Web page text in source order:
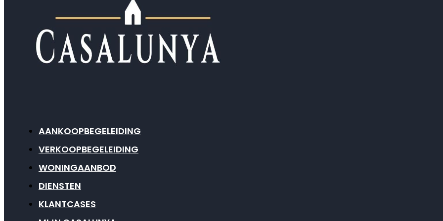
AANKOOPBEGELEIDING
VERKOOPBEGELEIDING
WONINGAANBOD
DIENSTEN
KLANTCASES